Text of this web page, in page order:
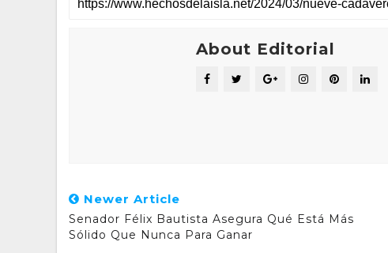
About Editorial
Newer Article
Senador Félix Bautista Asegura Qué Está Más
Sólido Que Nunca Para Ganar